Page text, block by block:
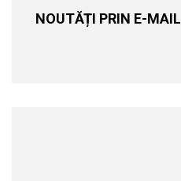
NOUTĂȚI PRIN E-MAIL